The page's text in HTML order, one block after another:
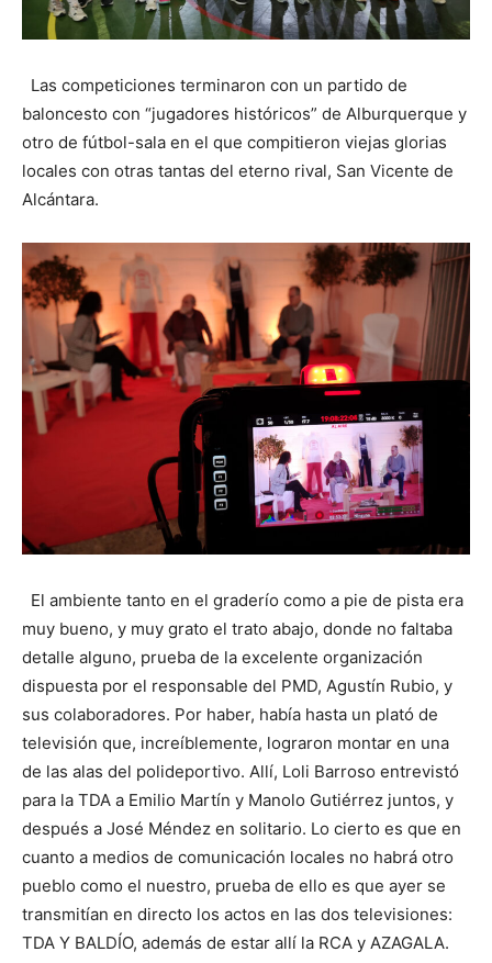
Las competiciones terminaron con un partido de
baloncesto con “jugadores históricos” de Alburquerque y
otro de fútbol-sala en el que compitieron viejas glorias
locales con otras tantas del eterno rival, San Vicente de
Alcántara.
El ambiente tanto en el graderío como a pie de pista era
muy bueno, y muy grato el trato abajo, donde no faltaba
detalle alguno, prueba de la excelente organización
dispuesta por el responsable del PMD, Agustín Rubio, y
sus colaboradores. Por haber, había hasta un plató de
televisión que, increíblemente, lograron montar en una
de las alas del polideportivo. Allí, Loli Barroso entrevistó
para la TDA a Emilio Martín y Manolo Gutiérrez juntos, y
después a José Méndez en solitario. Lo cierto es que en
cuanto a medios de comunicación locales no habrá otro
pueblo como el nuestro, prueba de ello es que ayer se
transmitían en directo los actos en las dos televisiones:
TDA Y BALDÍO, además de estar allí la RCA y AZAGALA.